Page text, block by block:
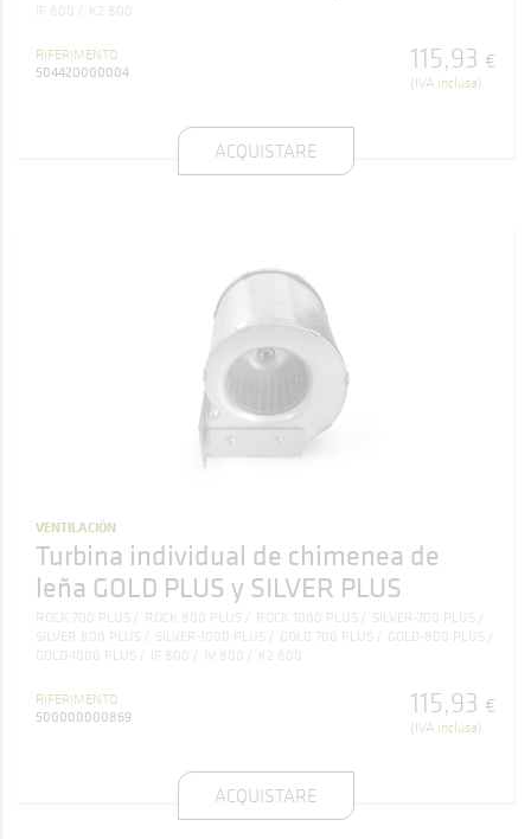
IF 800 K2 800
RIFERIMENTO
504420000004
115,93 €
(IVA inclusa)
ACQUISTARE
VENTILACIÓN
Turbina individual de chimenea de
leña GOLD PLUS y SILVER PLUS
ROCK 700 PLUS ROCK 800 PLUS ROCK 1000 PLUS
SILVER-700 PLUS
SILVER 800 PLUS
SILVER-1000 PLUS GOLD 700 PLUS
GOLD-800 PLUS
GOLD-1000 PLUS
IF 800 IV 800 K2 800
RIFERIMENTO
500000000869
115,93 €
(IVA inclusa)
ACQUISTARE